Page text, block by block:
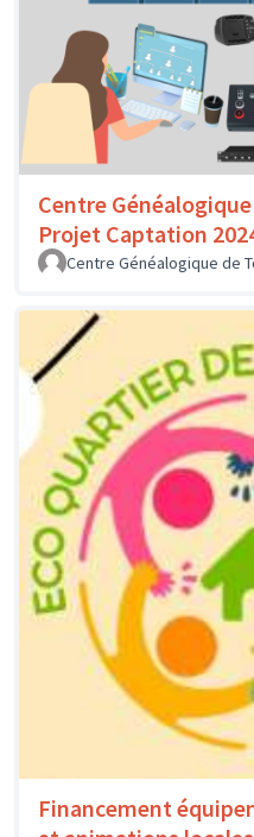
Centre
Projet Captation
Centre Généalogique de
Financement